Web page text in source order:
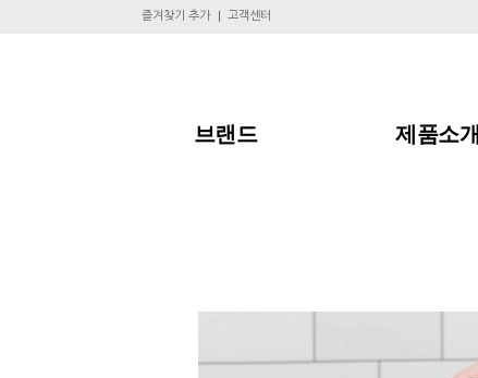
즐겨찾기 추가 고객센터
브랜드 제품소개